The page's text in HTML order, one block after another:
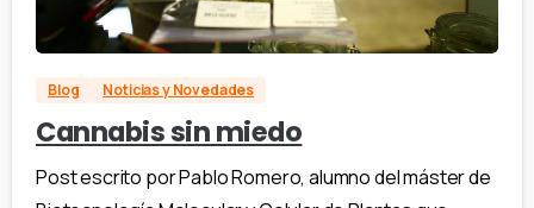
Blog Noticias y Novedades
Cannabis sin miedo
Post escrito por Pablo Romero, alumno del máster de